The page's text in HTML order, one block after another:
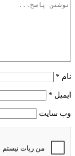
نام *
ایمیل *
وب‌ سایت